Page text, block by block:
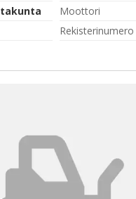
Moottori
Rekisterinumero